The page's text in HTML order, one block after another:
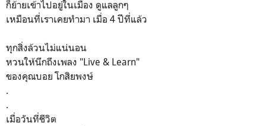
ก็ย้ายเข้าไปอยู่ในเมือง ดูแลลูกๆ
เหมือนที่เราเคยทำมา เมื่อ 4 ปีที่แล้ว
ทุกสิ่งล้วนไม่แน่นอน
หวนให้นึกถึงเพลง "Live & Learn"
ของคุณบอย โกสิยพงษ์
.
.
เมื่อวันที่ชีวิต